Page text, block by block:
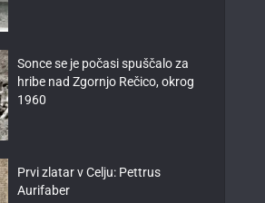
Sonce se je počasi spuščalo za
hribe nad Zgornjo Rečico, okrog
1960
Prvi zlatar v Celju: Pettrus
Aurifaber